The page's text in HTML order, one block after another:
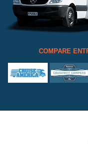
COMPARE